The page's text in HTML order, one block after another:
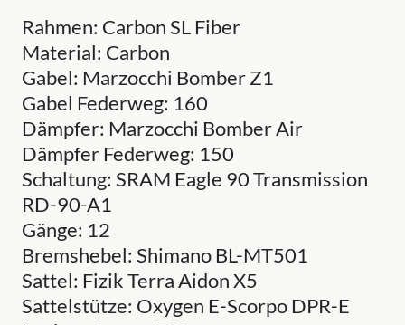
Rahmen: Carbon SL Fiber
Material: Carbon
Gabel: Marzocchi Bomber Z1
Gabel Federweg: 160
Dämpfer: Marzocchi Bomber Air
Dämpfer Federweg: 150
Schaltung: SRAM Eagle 90 Transmission
RD-90-A1
Gänge: 12
Bremshebel: Shimano BL-MT501
Sattel: Fizik Terra Aidon X5
Sattelstütze: Oxygen E-Scorpo DPR-E